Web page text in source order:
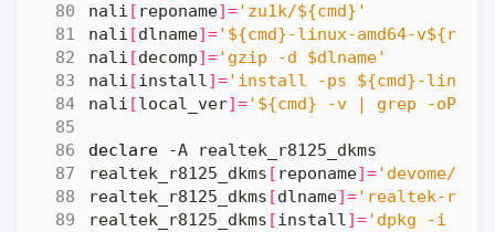
nali [ reponame]='zu1k/${cmd}'
nali [dlname]='${cmd}-linux-amd64-
nali [decomp]='gzip -d $dlname'
nali [install]='install -ps ${cmd}-linux-
nali [local_ver]='${cmd} -v | grep -oP
declare
realtek_r8125_dkms [ reponame]='devome/
realtek_r8125_dkms [dlname]='realtek-
realtek_r8125_dkms [install]='dpkg -i